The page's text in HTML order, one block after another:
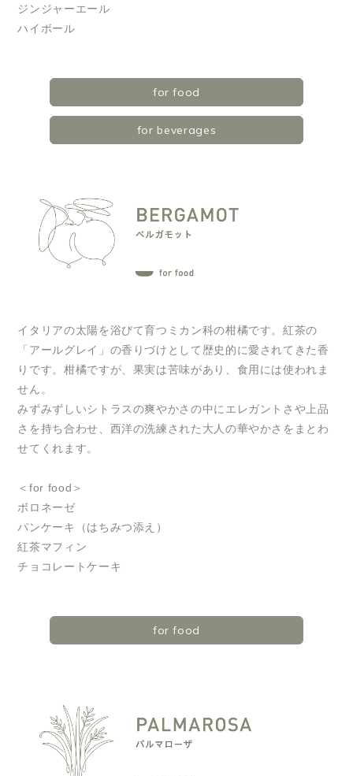
ジンジャーエール
ハイボール
for food
for beverages
イタリアの太陽を浴びて育つミカン科の柑橘です。紅茶の
「アールグレイ」の香りづけとして歴史的に愛されてきた香
りです。柑橘ですが、果実は苦味があり、食用には使われま
せん。
みずみずしいシトラスの爽やかさの中にエレガントさや上品
さを持ち合わせ、西洋の洗練された大人の華やかさをまとわ
せてくれます。
＜for food＞
ボロネーゼ
パンケーキ（はちみつ添え）
紅茶マフィン
チョコレートケーキ
for food